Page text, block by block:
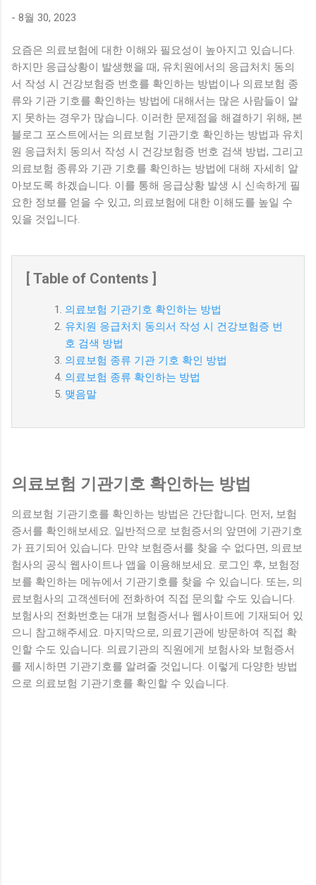
시죠? 특히 블루투스키보드 같은 상품을 고를 때는 더 고민이
꼼꼼히 비교해서 구매하실 수 있도록 순위 추천 해드릴게요. 특
가상품 보러가기 추천상품 Best 유니콘 멀티페어링 스마트폰
태블릿 거치형 저소음 블루투스 키보드, BK-500SB, 일반형, 블
랙 유니콘 멀티페어링 스마트폰 태...
- 8월 30, 2023
요즘은 의료보험에 대한 이해와 필요성이 높아지고 있습니다.
하지만 응급상황이 발생했을 때, 유치원에서의 응급처치 동의
서 작성 시 건강보험증 번호를 확인하는 방법이나 의료보험 종
류와 기관 기호를 확인하는 방법에 대해서는 많은 사람들이 알
지 못하는 경우가 많습니다. 이러한 문제점을 해결하기 위해, 본
블로그 포스트에서는 의료보험 기관기호 확인하는 방법과 유치
원 응급처치 동의서 작성 시 건강보험증 번호 검색 방법, 그리고
의료보험 종류와 기관 기호를 확인하는 방법에 대해 자세히 알
아보도록 하겠습니다. 이를 통해 응급상황 발생 시 신속하게 필
요한 정보를 얻을 수 있고, 의료보험에 대한 이해도를 높일 수
있을 것입니다.
[ Table of Contents ]
의료보험 기관기호 확인하는 방법
유치원 응급처치 동의서 작성 시 건강보험증 번
호 검색 방법
의료보험 종류 기관 기호 확인 방법
의료보험 종류 확인하는 방법
맺음말
의료보험 기관기호 확인하는 방법
의료보험 기관기호를 확인하는 방법은 간단합니다. 먼저, 보험
증서를 확인해보세요. 일반적으로 보험증서의 앞면에 기관기호
가 표기되어 있습니다. 만약 보험증서를 찾을 수 없다면, 의료보
험사의 공식 웹사이트나 앱을 이용해보세요. 로그인 후, 보험정
보를 확인하는 메뉴에서 기관기호를 찾을 수 있습니다. 또는, 의
료보험사의 고객센터에 전화하여 직접 문의할 수도 있습니다.
보험사의 전화번호는 대개 보험증서나 웹사이트에 기재되어 있
으니 참고해주세요. 마지막으로, 의료기관에 방문하여 직접 확
인할 수도 있습니다. 의료기관의 직원에게 보험사와 보험증서
를 제시하면 기관기호를 알려줄 것입니다. 이렇게 다양한 방법
으로 의료보험 기관기호를 확인할 수 있습니다.